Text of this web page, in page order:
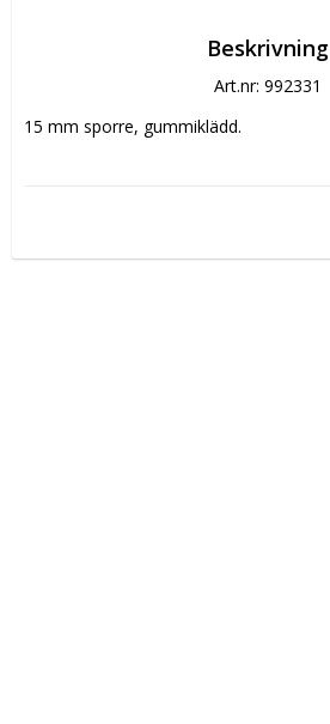
Beskrivning
Art.nr: 992331